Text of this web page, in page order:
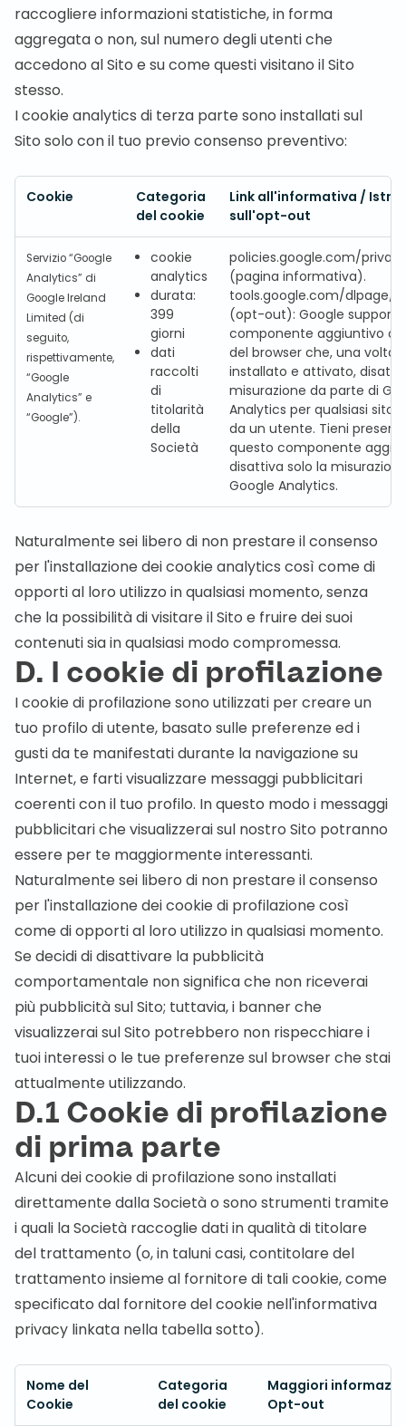
raccogliere informazioni statistiche, in forma
aggregata o non, sul numero degli utenti che
accedono al Sito e su come questi visitano il Sito
stesso.
I cookie analytics di terza parte sono installati sul
Sito solo con il tuo previo consenso preventivo:
Cookie
Categoria
del cookie
Link all'informativa /
sull'opt-out
Servizio “Google
Analytics” di
Google Ireland
Limited (di
seguito,
rispettivamente,
“Google
Analytics” e
“Google”).
cookie
analytics
durata:
399
giorni
dati
raccolti
di
titolarità
della
Società
policies.google.com/
(pagina informativa).
tools.google.com/dlpage/
(opt-out): Google
componente aggiuntivo
del browser che, una volta
installato e attivato,
misurazione da parte di
Analytics per qualsiasi sito
da un utente. Tieni
questo componente
disattiva solo la
Google Analytics.
Naturalmente sei libero di non prestare il consenso
per l'installazione dei cookie analytics così come di
opporti al loro utilizzo in qualsiasi momento, senza
che la possibilità di visitare il Sito e fruire dei suoi
contenuti sia in qualsiasi modo compromessa.
D. I cookie di profilazione
I cookie di profilazione sono utilizzati per creare un
tuo profilo di utente, basato sulle preferenze ed i
gusti da te manifestati durante la navigazione su
Internet, e farti visualizzare messaggi pubblicitari
coerenti con il tuo profilo. In questo modo i messaggi
pubblicitari che visualizzerai sul nostro Sito potranno
essere per te maggiormente interessanti.
Naturalmente sei libero di non prestare il consenso
per l'installazione dei cookie di profilazione così
come di opporti al loro utilizzo in qualsiasi momento.
Se decidi di disattivare la pubblicità
comportamentale non significa che non riceverai
più pubblicità sul Sito; tuttavia, i banner che
visualizzerai sul Sito potrebbero non rispecchiare i
tuoi interessi o le tue preferenze sul browser che stai
attualmente utilizzando.
D.1 Cookie di profilazione
di prima parte
Alcuni dei cookie di profilazione sono installati
direttamente dalla Società o sono strumenti tramite
i quali la Società raccoglie dati in qualità di titolare
del trattamento (o, in taluni casi, contitolare del
trattamento insieme al fornitore di tali cookie, come
specificato dal fornitore del cookie nell'informativa
privacy linkata nella tabella sotto).
Nome del
Cookie
Categoria
del cookie
Maggiori
Opt-out